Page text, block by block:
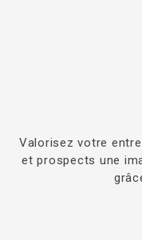
Valorisez votre
et prospects une